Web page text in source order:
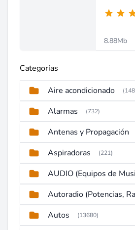
8.88Mb
Categorías
Aire acondicionado
Alarmas (732)
Antenas y Propagación
Aspiradoras (221)
Autos (13680)